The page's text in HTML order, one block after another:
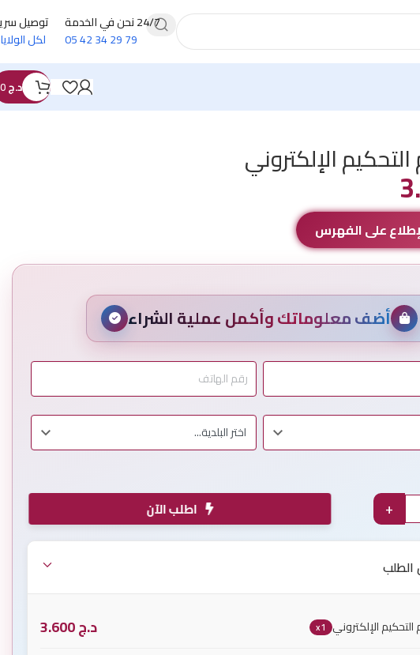
24/7 نحن في الخدمة
79 29 34 42 05
توصيل
لكل
د.ج
الإلكتروني
على الفهرس
أضف معلوماتك وأكمل عملية الشراء
+ اطلب الآن
الإلكتروني x1 د.ج